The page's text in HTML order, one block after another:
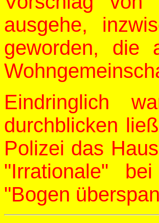
ausgehe,
geworden, die
Eindringlich
durchblicken
Polizei das
"Irrationale"
"Bogen